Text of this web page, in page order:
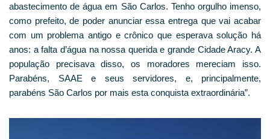
abastecimento de água em São Carlos. Tenho orgulho imenso,
como prefeito, de poder anunciar essa entrega que vai acabar
com um problema antigo e crônico que esperava solução há
anos: a falta d’água na nossa querida e grande Cidade Aracy. A
população precisava disso, os moradores mereciam isso.
Parabéns, SAAE e seus servidores, e, principalmente,
parabéns São Carlos por mais esta conquista extraordinária”.